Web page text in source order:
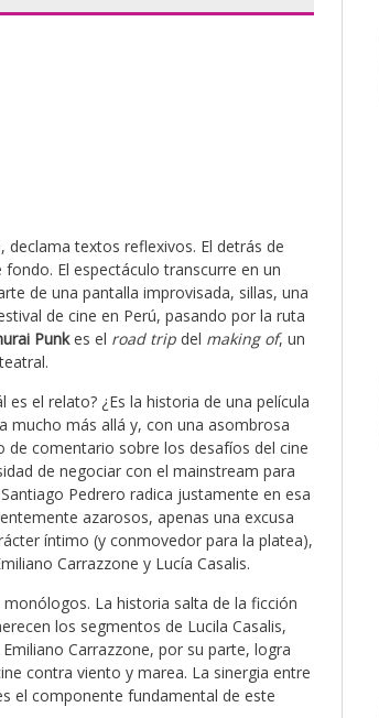
textos reflexivos. El detrás de
El espectáculo transcurre en un
de una pantalla improvisada, sillas, una
de cine en Perú, pasando por la ruta
Punkes el road trip del making of, un
el relato? ¿Es la historia de una película
mucho más allá y, con una asombrosa
comentario sobre los desafíos del cine
de negociar con el mainstream para
Pedrero radica justamente en esa
azarosos, apenas una excusa
íntimo (y conmovedor para la platea),
Carrazzone y Lucía Casalis.
La historia salta de la ficción
los segmentos de Lucila Casalis,
Carrazzone, por su parte, logra
contra viento y marea. La sinergia entre
el componente fundamental de este